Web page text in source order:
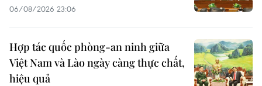
06/08/2026 23:06
Hợp tác quốc phòng-an ninh giữa
Việt Nam và Lào ngày càng thực chất,
hiệu quả